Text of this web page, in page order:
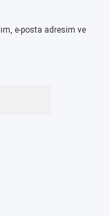
e-posta adresim ve